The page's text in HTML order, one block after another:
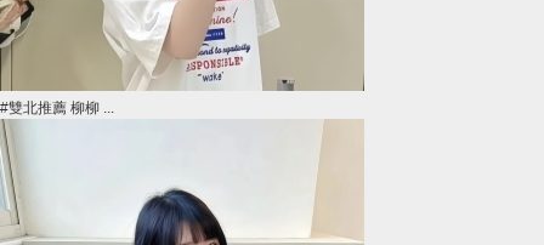
#雙北推薦 柳柳 ...